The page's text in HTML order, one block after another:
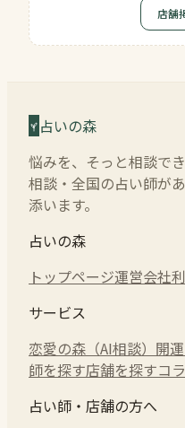
店舗
占いの森
悩みを、そっと相談で
相談・全国の占い師が
添います。
占いの森
トップページ運営会社
サービス
恋愛の森（AI相談） 開
師を探す店舗を探すコ
占い師・店舗の方へ